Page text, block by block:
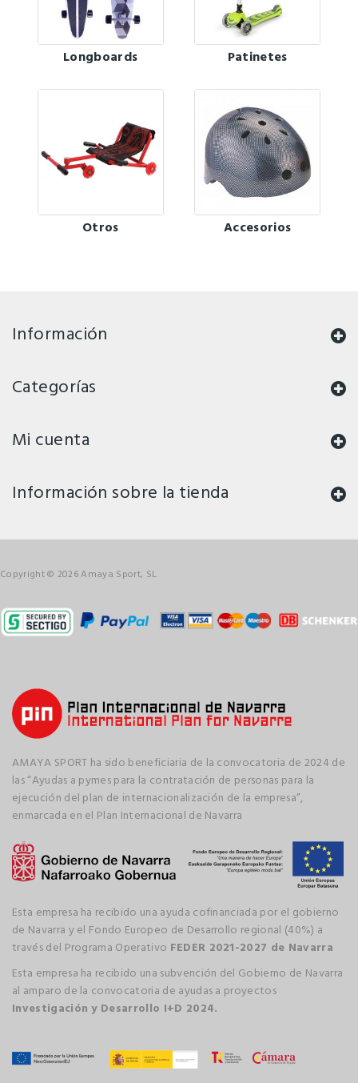
Longboards Patinetes
Otros Accesorios
Información
Categorías
Mi cuenta
Información sobre la tienda
Copyright © 2026 Amaya Sport, SL
AMAYA SPORT ha sido beneficiaria de la convocatoria de 2024 de
las “Ayudas a pymes para la contratación de personas para la
ejecución del plan de internacionalización de la empresa”,
enmarcada en el Plan Internacional de Navarra
Esta empresa ha recibido una ayuda cofinanciada por el gobierno
de Navarra y el Fondo Europeo de Desarrollo regional (40%) a
través del Programa Operativo FEDER 2021-2027 de Navarra
Esta empresa ha recibido una subvención del Gobierno de Navarra
al amparo de la convocatoria de ayudas a proyectos
Investigación y Desarrollo I+D 2024.